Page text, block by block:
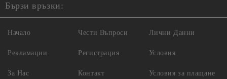
Бързи връзки:
Начало
Рекламации
За Нас
Чести Въпроси
Регистрация
Контакт
Лични Данни
Условия
Условия за плащане